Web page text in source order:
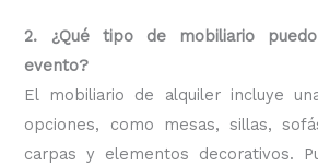
2. ¿Qué tipo de mobiliario
evento?
El mobiliario de alquiler incluye
opciones, como mesas, sillas,
carpas y elementos decorativos.